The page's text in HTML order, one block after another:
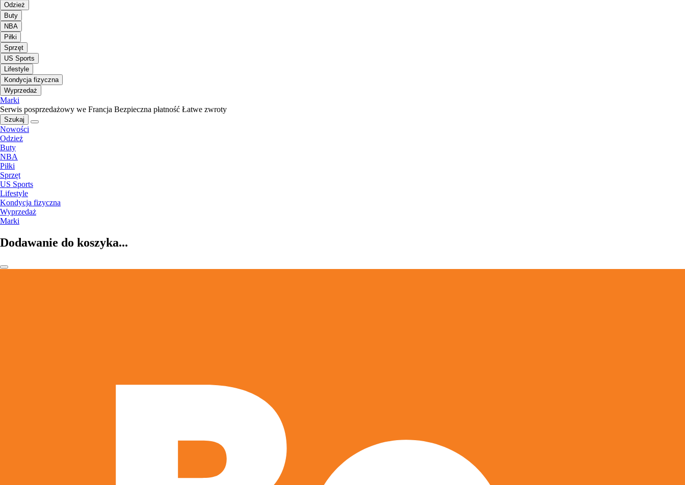
Odzież
Buty
NBA
Piłki
Sprzęt
US Sports
Lifestyle
Kondycja fizyczna
Wyprzedaż
Marki
Serwis posprzedażowy we Francja Bezpieczna płatność Łatwe zwroty
Szukaj
Nowości
Odzież
Buty
NBA
Piłki
Sprzęt
US Sports
Lifestyle
Kondycja fizyczna
Wyprzedaż
Marki
Dodawanie do koszyka...